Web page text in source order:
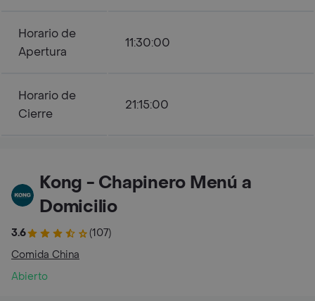
Horario de
Apertura
11:30:00
Horario de
Cierre
21:15:00
Kong - Chapinero Menú a
Domicilio
3.6
(107)
Comida China
Abierto